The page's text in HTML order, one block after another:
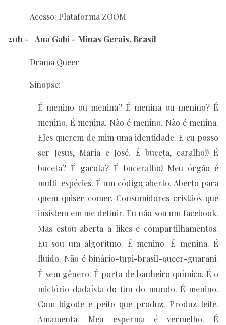
Acesso: Plataforma ZOOM
20h - Ana Gabi - Minas Gerais, Brasil
Drama Queer
Sinopse:
É menino ou menina? É menina ou menino? É
menino. É menina. Não é menino. Não é menina.
Eles querem de mim uma identidade. E eu posso
ser Jesus, Maria e José. É buceta, caralho!! É
buceta? É garota? É buceralho! Meu órgão é
multi-espécies. É um código aberto. Aberto para
quem quiser comer. Consumidores cristãos que
insistem em me definir. Eu não sou um facebook.
Mas estou aberta a likes e compartilhamentos.
Eu sou um algoritmo. É menino. É menina. É
fluido. Não é binário-tupi-brasil-queer-guarani.
É sem gênero. É porta de banheiro químico. É o
mictório dadaísta do fim do mundo. É menino.
Com bigode e peito que produz. Produz leite.
Amamenta. Meu esperma é vermelho. É